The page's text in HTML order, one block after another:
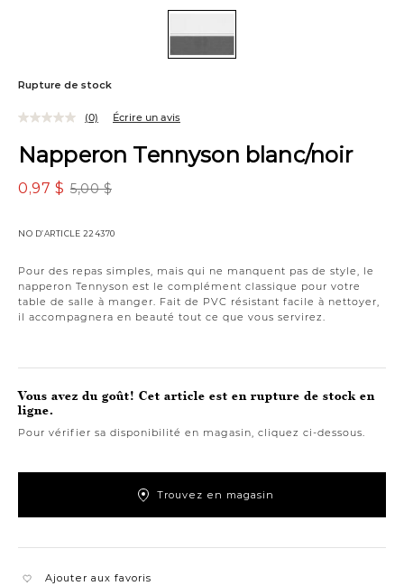
Rupture de stock
Napperon Tennyson blanc/noir
5,00 $
0,97 $
NO D’ARTICLE 224370
Pour des repas simples, mais qui ne manquent pas de style, le
napperon Tennyson est le complément classique pour votre
table de salle à manger. Fait de PVC résistant facile à nettoyer,
il accompagnera en beauté tout ce que vous servirez.
(0) Écrire un avis
Vous avez du goût! Cet article est en rupture de stock en
ligne.
Pour vérifier sa disponibilité en magasin, cliquez ci-dessous.
Trouvez en magasin
Ajouter aux favoris